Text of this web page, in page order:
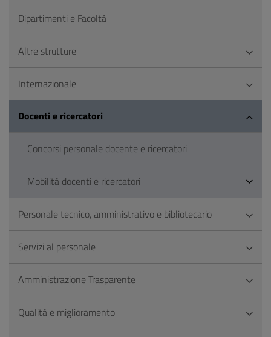
Dipartimenti e Facoltà
Altre strutture
Internazionale
Docenti e ricercatori
Concorsi personale docente e ricercatori
Mobilità docenti e ricercatori
Personale tecnico, amministrativo e bibliotecario
Servizi al personale
Amministrazione Trasparente
Qualità e miglioramento